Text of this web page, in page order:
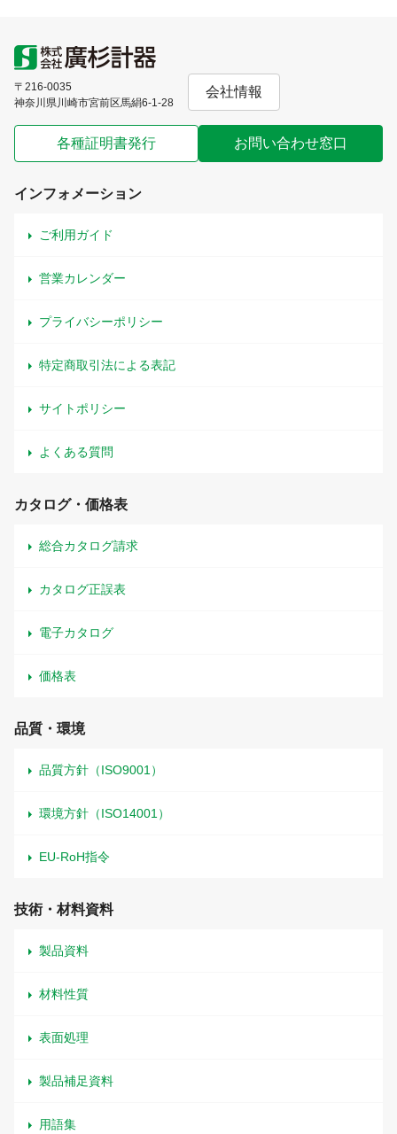
〒216-0035
神奈川県川崎市宮前区馬絹6-1-28
会社情報
各種証明書発行 お問い合わせ窓口
インフォメーション
ご利用ガイド
営業カレンダー
プライバシーポリシー
特定商取引法による表記
サイトポリシー
よくある質問
カタログ・価格表
総合カタログ請求
カタログ正誤表
電子カタログ
価格表
品質・環境
品質方針（ISO9001）
環境方針（ISO14001）
EU-RoH指令
技術・材料資料
製品資料
材料性質
表面処理
製品補足資料
用語集